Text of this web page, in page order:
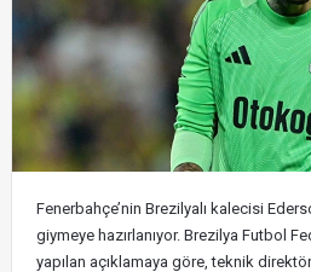
Fenerbahçe’nin Brezilyalı kalecisi
giymeye hazırlanıyor. Brezilya Futbol
yapılan açıklamaya göre, teknik